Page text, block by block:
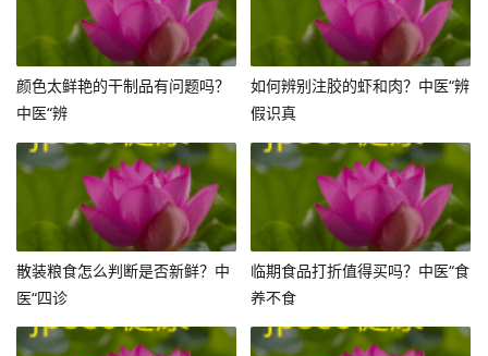
颜色太鲜艳的干制品有问题吗？
中医“辨
如何辨别注胶的虾和肉？中医“辨
假识真
散装粮食怎么判断是否新鲜？中
医“四诊
临期食品打折值得买吗？中医“食
养不食